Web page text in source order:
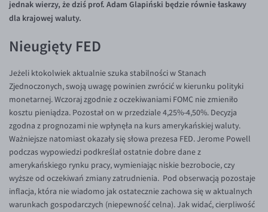
Inne pary walutowe
BGN/PLN
CAD/PLN
CNY/PLN
HKD/PLN
HUF/PLN
JPY/PLN
NZD/PLN
RON/PLN
Aplikacja mobilna
Pomoc
Pomoc
FAQ
Konto i opłaty
Wymiana walut
Banki i przelewy
Przelewy zagraniczne
Słowniczek
Poradnik
Kontakt
Dla mediów
PL
jednak wierzy, że dziś prof. Adam Glapiński będzie równie łaskawy
dla krajowej waluty.
Nieugięty FED
Jeżeli ktokolwiek aktualnie szuka stabilności w Stanach
Zjednoczonych, swoją uwagę powinien zwrócić w kierunku polityki
monetarnej. Wczoraj zgodnie z oczekiwaniami FOMC nie zmieniło
kosztu pieniądza. Pozostał on w przedziale 4,25%-4,50%. Decyzja
zgodna z prognozami nie wpłynęła na kurs amerykańskiej waluty.
Ważniejsze natomiast okazały się słowa prezesa FED. Jerome Powell
podczas wypowiedzi podkreślał ostatnie dobre dane z
amerykańskiego rynku pracy, wymieniając niskie bezrobocie, czy
wyższe od oczekiwań zmiany zatrudnienia. Pod obserwacją pozostaje
inflacja, która nie wiadomo jak ostatecznie zachowa się w aktualnych
warunkach gospodarczych (niepewność celna). Jak widać, cierpliwość